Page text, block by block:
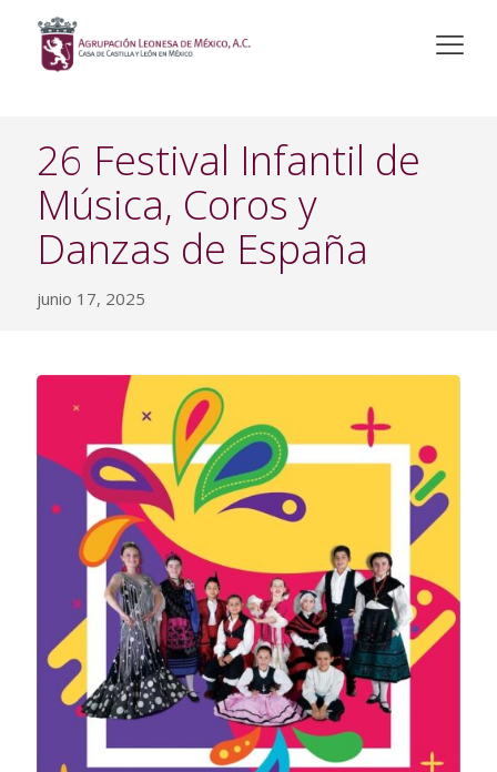
26 Festival Infantil de
Música, Coros y
Danzas de España
junio 17, 2025